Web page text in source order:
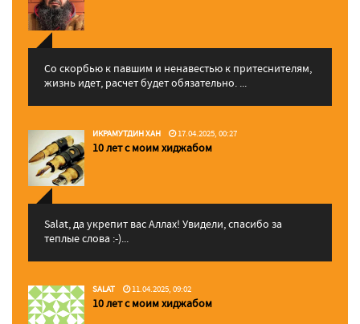
Со скорбью к павшим и ненавестью к притеснителям,
жизнь идет, расчет будет обязательно. ...
ИКРАМУТДИН ХАН 17.04.2025, 00:27
10 лет с моим хиджабом
Salat, да укрепит вас Аллаx! Увидели, спасибо за
теплые слова :-)...
SALAT 11.04.2025, 09:02
10 лет с моим хиджабом